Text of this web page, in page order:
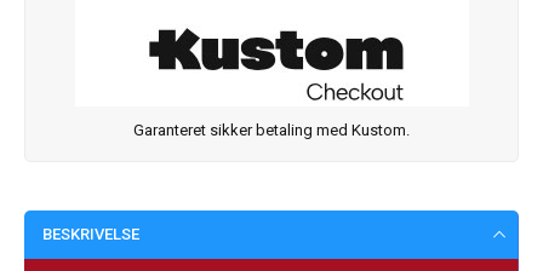
Garanteret sikker betaling med Kustom.
BESKRIVELSE